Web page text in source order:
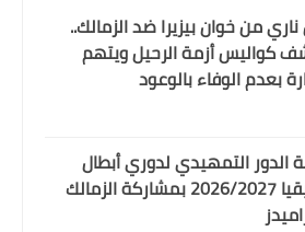
الاهلى لمباراة
ناري من خوان بيزيرا ضد الزمالك..
كواليس أزمة الرحيل ويتهم
بعدم الوفاء بالوعود
الدور التمهيدي لدوري أبطال
أفريقيا 2026/2027 بمشاركة الزمالك